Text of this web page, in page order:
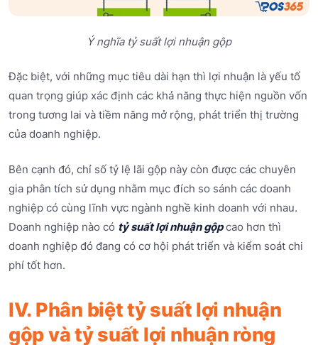
Ý nghĩa tỷ suất lợi nhuận gộp
Đặc biệt, với những mục tiêu dài hạn thì lợi nhuận là yếu tố
quan trọng giúp xác định các khả năng thực hiện nguồn vốn
trong tương lai và tiềm năng mở rộng, phát triển thị trường
của doanh nghiệp.
Bên cạnh đó, chỉ số tỷ lệ lãi gộp này còn được các chuyên
gia phân tích sử dụng nhằm mục đích so sánh các doanh
nghiệp có cùng lĩnh vực ngành nghề kinh doanh với nhau.
Doanh nghiệp nào có tỷ suất lợi nhuận gộpcao hơn thì
doanh nghiệp đó đang có cơ hội phát triển và kiểm soát chi
phí tốt hơn.
IV. Phân biệt tỷ suất lợi nhuận
gộp và tỷ suất lợi nhuận ròng